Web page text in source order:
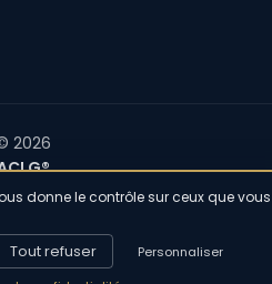
2026
réservés
confidentialité
les cookies
donne le contrôle sur ceux que vous
Tout refuser
Personnaliser